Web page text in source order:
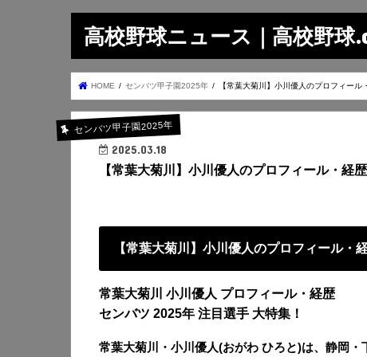
高校野球ニュース｜高校野球
HOME センバツ甲子園2025年 【常葉大菊川】小川優人のプロフィール
センバツ甲子園2025年
2025.03.18
【常葉大菊川】小川優人のプロフィール・経歴
【常葉大菊川】小川優人のプロフィール・
常葉大菊川 小川優人 プロフィール・経歴
センバツ 2025年 注目選手 大特集！
常葉大菊川・小川優人(おがわ ひろと)は、静岡